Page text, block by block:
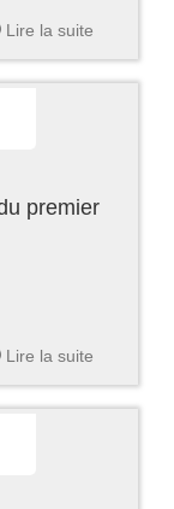
Lire la suite
premier
Lire la suite